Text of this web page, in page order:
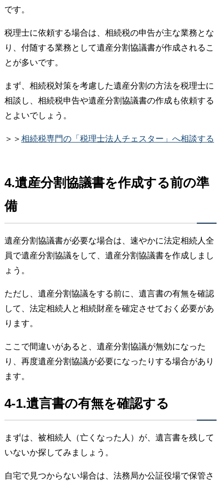
です。
税理士に依頼する場合は、相続税の申告が主な業務とな
り、付随する業務として遺産分割協議書が作成されるこ
とが多いです。
まず、相続税対策を考慮した遺産分割の方法を税理士に
相談し、相続税申告や遺産分割協議書の作成も依頼する
とよいでしょう。
＞＞ 相続税専門の「税理士法人チェスター」へ相談する
4.遺産分割協議書を作成する前の準
備
遺産分割協議書が必要な場合は、速やかに法定相続人全
員で遺産分割協議をして、遺産分割協議書を作成しまし
ょう。
ただし、遺産分割協議をする前に、遺言書の有無を確認
して、法定相続人と相続財産を確定させておく必要があ
ります。
ここで間違いがあると、遺産分割協議が無効になった
り、再度遺産分割協議が必要になったりする場合があり
ます。
4-1.遺言書の有無を確認する
まずは、被相続人（亡くなった人）が、遺言書を残して
いないか探してみましょう。
自宅で見つからない場合は、法務局か公証役場で保管さ